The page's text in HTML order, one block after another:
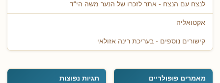
לנצח עם הנצח - אתר לזכרו של הנער משה הי"ד
אקטואליה
קישורים נוספים - בעריכת רינה אזולאי
מאמרים פופולריים תגיות נפוצות